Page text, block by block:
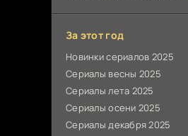
За этот год
Новинки сериалов 2025
Сериалы весны 2025
Сериалы лета 2025
Сериалы осени 2025
Сериалы декабря 2025